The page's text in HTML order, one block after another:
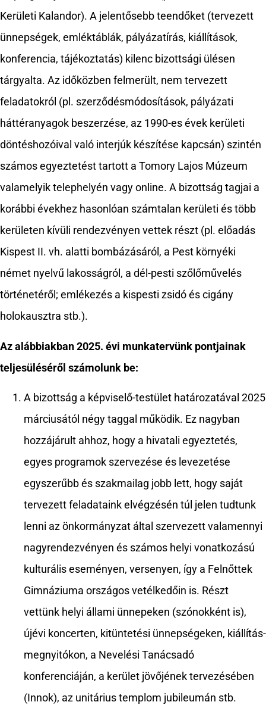
Kerületi Kalandor). A jelentősebb teendőket (tervezett
ünnepségek, emléktáblák, pályázatírás, kiállítások,
konferencia, tájékoztatás) kilenc bizottsági ülésen
tárgyalta. Az időközben felmerült, nem tervezett
feladatokról (pl. szerződésmódosítások, pályázati
háttéranyagok beszerzése, az 1990-es évek kerületi
döntéshozóival való interjúk készítése kapcsán) szintén
számos egyeztetést tartott a Tomory Lajos Múzeum
valamelyik telephelyén vagy online. A bizottság tagjai a
korábbi évekhez hasonlóan számtalan kerületi és több
kerületen kívüli rendezvényen vettek részt (pl. előadás
Kispest II. vh. alatti bombázásáról, a Pest környéki
német nyelvű lakosságról, a dél-pesti szőlőművelés
történetéről; emlékezés a kispesti zsidó és cigány
holokausztra stb.).
Az alábbiakban 2025. évi munkatervünk pontjainak
teljesüléséről számolunk be:
A bizottság a képviselő-testület határozatával 2025
márciusától négy taggal működik. Ez nagyban
hozzájárult ahhoz, hogy a hivatali egyeztetés,
egyes programok szervezése és levezetése
egyszerűbb és szakmailag jobb lett, hogy saját
tervezett feladataink elvégzésén túl jelen tudtunk
lenni az önkormányzat által szervezett valamennyi
nagyrendezvényen és számos helyi vonatkozású
kulturális eseményen, versenyen, így a Felnőttek
Gimnáziuma országos vetélkedőin is. Részt
vettünk helyi állami ünnepeken (szónokként is),
újévi koncerten, kitüntetési ünnepségeken, kiállítás-
megnyitókon, a Nevelési Tanácsadó
konferenciáján, a kerület jövőjének tervezésében
(Innok), az unitárius templom jubileumán stb.